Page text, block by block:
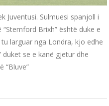
Juventusi. Sulmuesi spanjoll i
Brixh” është duke e
larguar nga Londra, kjo edhe
duket se e kanë gjetur dhe
“Bluve”